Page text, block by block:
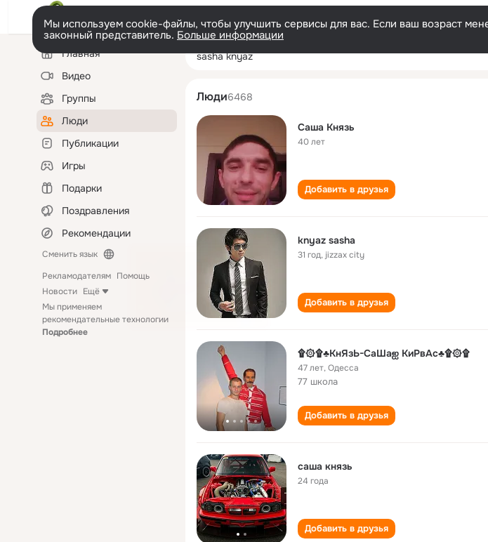
Мы используем cookie-файлы, чтобы улучшить сервисы для вас. Если ваш возраст
законный представитель. Больше информации
Левая
колонкаГлавная
Видео
Группы
Люди
Публикации
Игры
Подарки
Поздравления
Рекомендации
Сменить язык
Рекламодателям Помощь
Новости Ещё
Мы применяем
рекомендательные технологии
Подробнее
sasha knyaz
Люди6468
Саша Князь
40 лет
Добавить в друзья
knyaz sasha
31 год, jizzax city
Добавить в друзья
۩۞۩♣КнЯзЬ-СаШаஐ КиРвАс♣۩۞۩
47 лет,Одесса
77 школа
Добавить в друзья
саша князь
24 года
Добавить в друзья